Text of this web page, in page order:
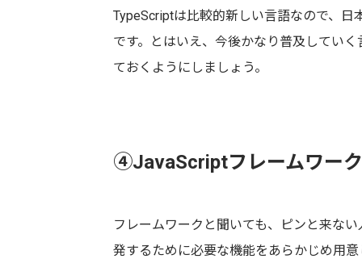
TypeScriptは比較的新しい言語なので、
です。とはいえ、今後かなり普及してい
ておくようにしましょう。
④JavaScriptフレームワー
フレームワークと聞いても、ピンと来な
発するために必要な機能をあらかじめ用